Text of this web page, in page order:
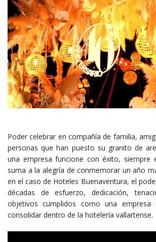
Poder celebrar en compañía de familia,
personas que han puesto su granito de
una empresa funcione con éxito, siempre
suma a la alegría de conmemorar un año
en el caso de Hoteles Buenaventura, el
décadas de esfuerzo, dedicación,
objetivos cumplidos como una
consolidar dentro de la hotelería vallartense.